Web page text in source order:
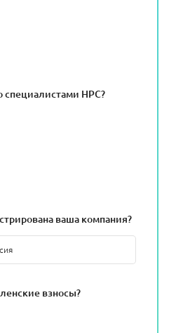
специалистами НРС?
ваша компания?
взносы?